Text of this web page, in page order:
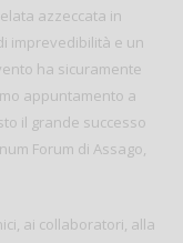
azzeccata in
imprevedibilità e un
ha sicuramente
appuntamento a
il grande successo
Forum di Assago,
ai collaboratori, alla